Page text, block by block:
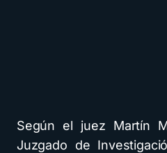
Según el juez Martín
Juzgado de